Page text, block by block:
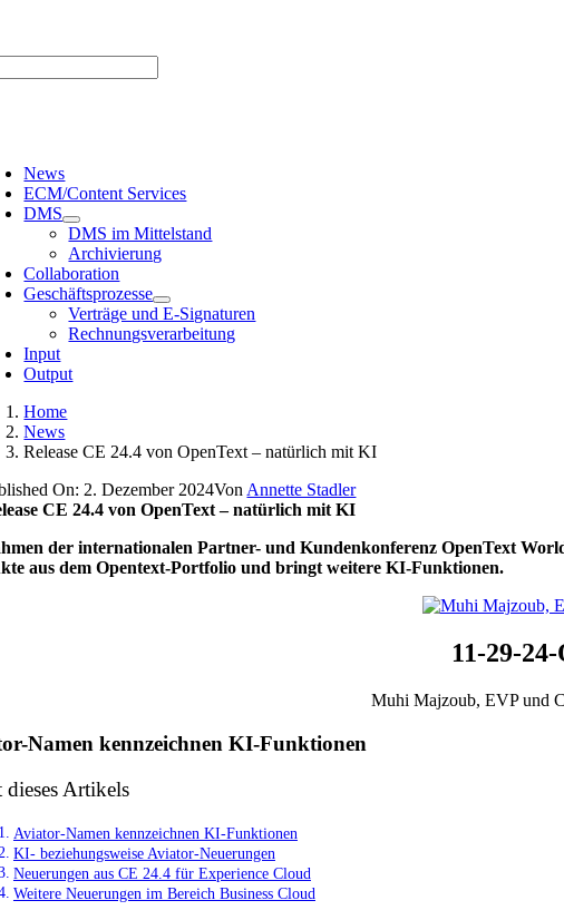
News
ECM/Content Services
DMS
DMS im Mittelstand
Archivierung
Collaboration
Geschäftsprozesse
Verträge und E-Signaturen
Rechnungsverarbeitung
Input
Output
Home
News
Release CE 24.4 von OpenText – natürlich mit KI
On: 2. Dezember 2024Von Annette Stadler
CE 24.4 von OpenText – natürlich mit KI
der internationalen Partner- und Kundenkonferenz OpenText
aus dem Opentext-Portfolio und bringt weitere KI-Funktionen.
11-29-
Muhi Majzoub, EVP und
Namen kennzeichnen KI-Funktionen
dieses Artikels
Aviator-Namen kennzeichnen KI-Funktionen
KI- beziehungsweise Aviator-Neuerungen
Neuerungen aus CE 24.4 für Experience Cloud
Weitere Neuerungen im Bereich Business Cloud